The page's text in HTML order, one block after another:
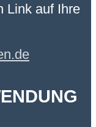
Link auf Ihre